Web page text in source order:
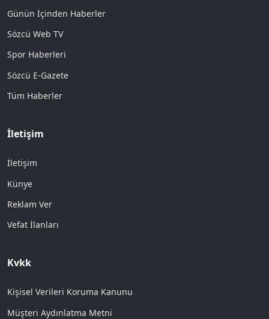
Günün İçinden Haberler
Sözcü Web TV
Spor Haberleri
Sözcü E-Gazete
Tüm Haberler
İletişim
İletişim
Künye
Reklam Ver
Vefat İlanları
Kvkk
Kişisel Verileri Koruma Kanunu
Müşteri Aydınlatma Metni